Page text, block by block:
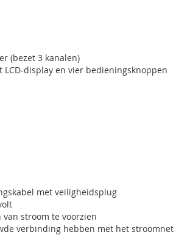
(bezet 3 kanalen)
display en vier bedieningsknoppen
met veiligheidsplug
stroom te voorzien
verbinding hebben met het stroomnet